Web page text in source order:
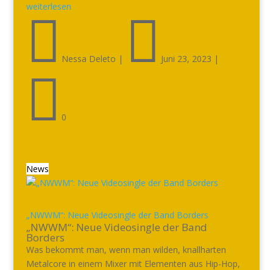
weiterlesen
 Nessa Deleto |  Juni 23, 2023 |
 0
News
„NWWM“: Neue Videosingle der Band Borders
„NWWM“: Neue Videosingle der Band
Borders
Was bekommt man, wenn man wilden, knallharten
Metalcore in einem Mixer mit Elementen aus Hip-Hop,